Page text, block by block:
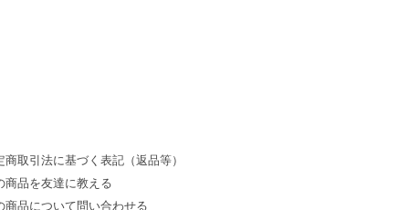
商取引法に基づく表記（返品等）
商品を友達に教える
商品について問い合わせる